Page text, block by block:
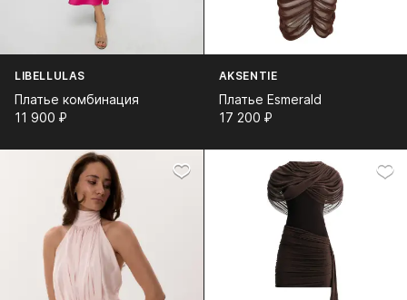
LIBELLULAS
Платье комбинация
11 900⁠ ⁠₽
AKSENTIE
Платье Esmerald
17 200⁠ ⁠₽